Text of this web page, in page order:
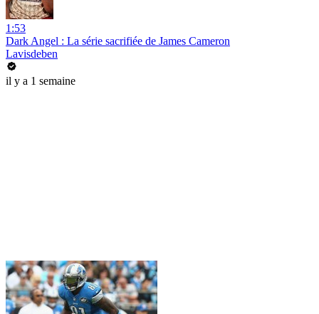
1:53
Dark Angel : La série sacrifiée de James Cameron
Lavisdeben
il y a 1 semaine